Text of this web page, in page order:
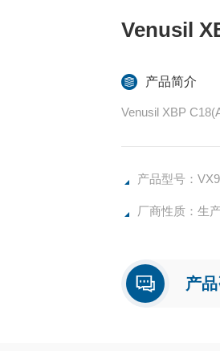
Venusil
产品简介
Venusil XBP
产品型号：
厂商性质：生
产